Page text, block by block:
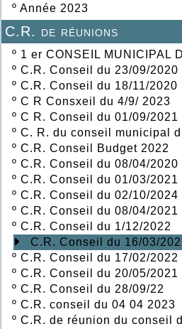
º Année 2023
C.R. de réunions
º 1 er CONSEIL MUNICIPAL
º C.R. Conseil du 23/09/2020
º C.R. Conseil du 18/11/2020
º C R Consxeil du 4/9/ 2023
º C R. Conseil du 01/09/2021
º C. R. du conseil municipal
º C.R. Conseil Budget 2022
º C.R. Conseil du 08/04/2020
º C.R. Conseil du 01/03/2021
º C.R. Conseil du 02/10/2024
º C.R. Conseil du 08/04/2021
º C.R. Conseil du 1/12/2022
C.R. Conseil du 16/03/
º C.R. Conseil du 17/02/2022
º C.R. Conseil du 20/05/2021
º C.R. Conseil du 28/09/22
º C.R. conseil du 04 04 2023
º C.R. de réunion du conseil